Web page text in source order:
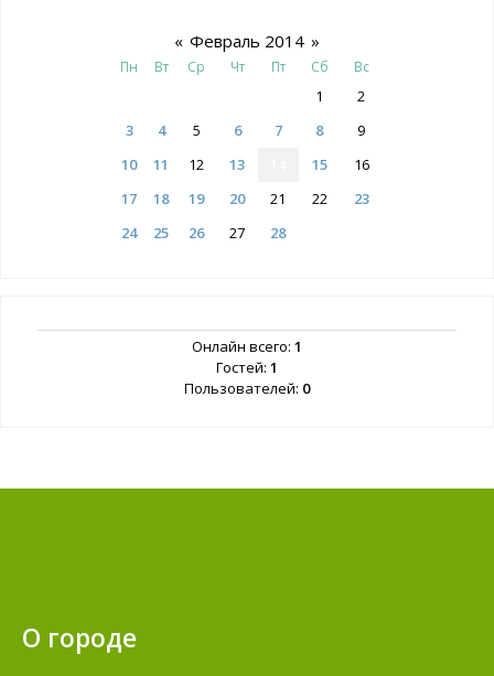
« Февраль 2014 »
Пн Вт Ср Чт Пт Сб Вс
1
2
3
4 5 6 7 8
9
10
11 12 13 15
16
17
18 19 20 21 22
23
24
25 26 27 28
Онлайн всего: 1
Гостей: 1
Пользователей: 0
О городе